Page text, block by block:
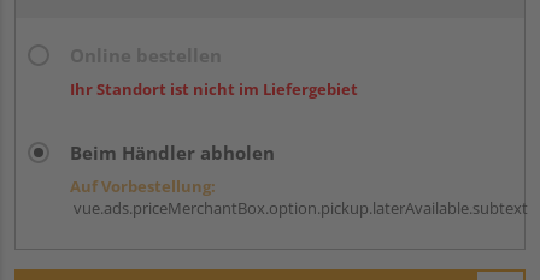
Ihr Standort ist nicht im Liefergebiet
Beim Händler abholen
Auf Vorbestellung:
vue.ads.priceMerchantBox.option.pickup.laterAvailable.subtext